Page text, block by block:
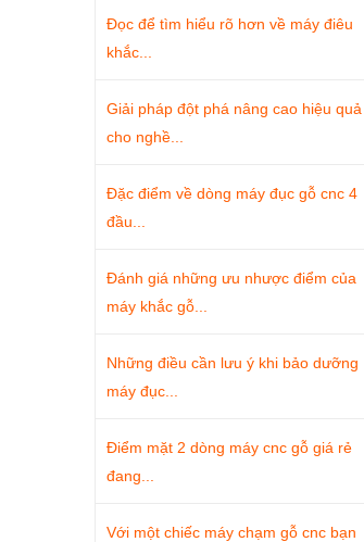
Đọc để tìm hiểu rõ hơn về máy điêu
khắc...
Giải pháp đột phá nâng cao hiệu quả
cho nghề...
Đặc điểm về dòng máy đục gỗ cnc 4
đầu...
Đánh giá những ưu nhược điểm của
máy khắc gỗ...
Những điều cần lưu ý khi bảo dưỡng
máy đục...
Điểm mặt 2 dòng máy cnc gỗ giá rẻ
đang...
Với một chiếc máy chạm gỗ cnc bạn